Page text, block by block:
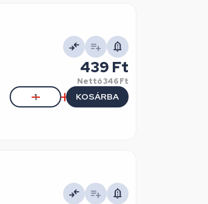
439 Ft
Nettó346 Ft
KOSÁRBA